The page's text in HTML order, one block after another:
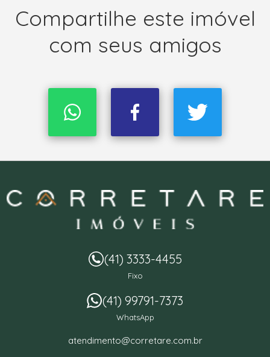
Compartilhe este imóvel
com seus amigos
(41) 3333-4455
Fixo
(41) 99791-7373
WhatsApp
atendimento@corretare.com.br